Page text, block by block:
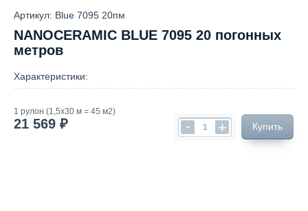
Артикул: Blue 7095 20пм
NANOCERAMIC BLUE 7095 20 погонных
метров
Характеристики:
1 рулон (1,5х30 м = 45 м2)
21 569 ₽ - + Купить